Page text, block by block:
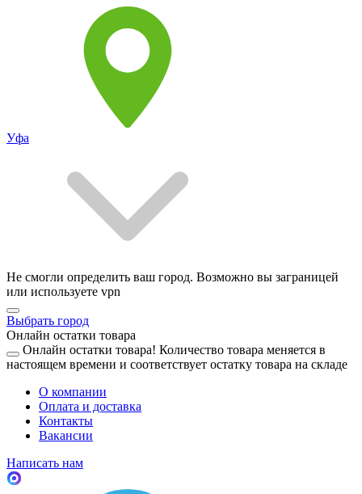
Уфа
Не смогли определить ваш город. Возможно вы заграницей
или используете vpn
Выбрать город
Онлайн остатки товара
Онлайн остатки товара! Количество товара меняется в
настоящем времени и соответствует остатку товара на складе
О компании
Оплата и доставка
Контакты
Вакансии
Написать нам